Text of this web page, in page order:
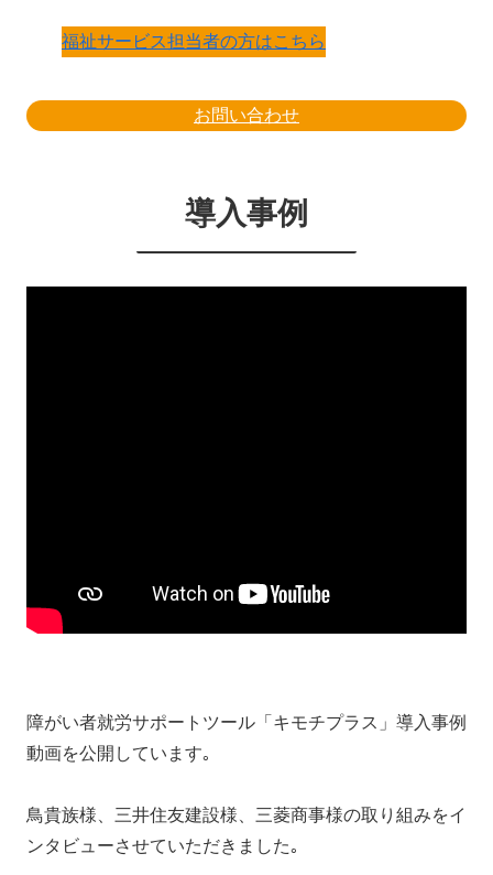
福祉サービス担当者の方はこちら
お問い合わせ
導入事例
障がい者就労サポートツール「キモチプラス」導入事例
動画を公開しています｡
鳥貴族様、三井住友建設様、三菱商事様の取り組みをイ
ンタビューさせていただきました｡